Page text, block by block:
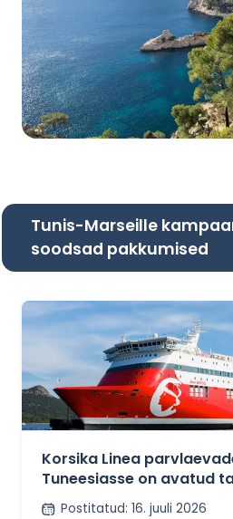
Tunis-Marseille
soodsad pakkumised
Korsika Linea
Tuneesiasse on avatud
ülesõitudeks Marseille'i ja
Postitatud: 16. juuli 2026